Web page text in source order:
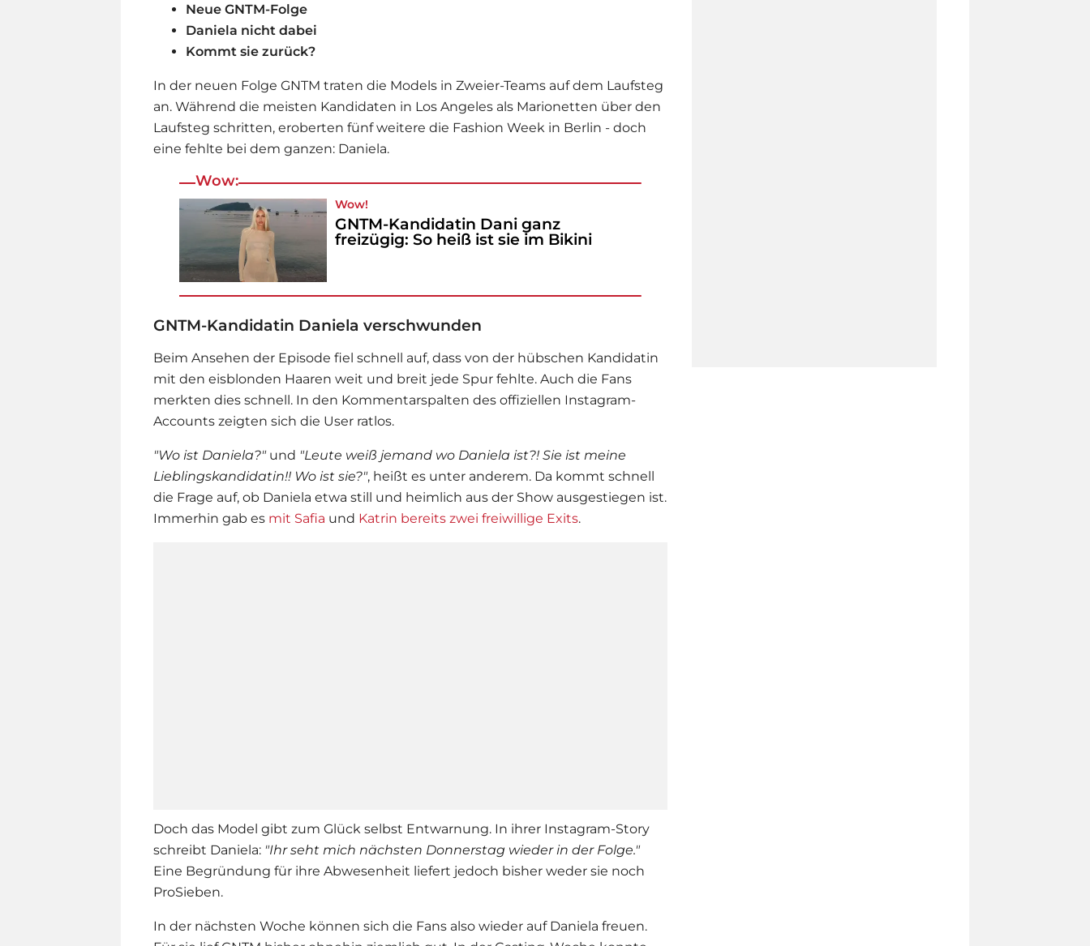
Neue GNTM-Folge
Daniela nicht dabei
Kommt sie zurück?
In der neuen Folge GNTM traten die Models in Zweier-Teams auf dem Laufsteg
an. Während die meisten Kandidaten in Los Angeles als Marionetten über den
Laufsteg schritten, eroberten fünf weitere die Fashion Week in Berlin - doch
eine fehlte bei dem ganzen: Daniela.
Wow:
Wow!
GNTM-Kandidatin Dani ganz
freizügig: So heiß ist sie im Bikini
GNTM-Kandidatin Daniela verschwunden
Beim Ansehen der Episode fiel schnell auf, dass von der hübschen Kandidatin
mit den eisblonden Haaren weit und breit jede Spur fehlte. Auch die Fans
merkten dies schnell. In den Kommentarspalten des offiziellen Instagram-
Accounts zeigten sich die User ratlos.
"Wo ist Daniela?" und "Leute weiß jemand wo Daniela ist?! Sie ist meine
Lieblingskandidatin!! Wo ist sie?", heißt es unter anderem. Da kommt schnell
die Frage auf, ob Daniela etwa still und heimlich aus der Show ausgestiegen ist.
Immerhin gab es mit Safia und Katrin bereits zwei freiwillige Exits.
Doch das Model gibt zum Glück selbst Entwarnung. In ihrer Instagram-Story
schreibt Daniela: "Ihr seht mich nächsten Donnerstag wieder in der Folge."
Eine Begründung für ihre Abwesenheit liefert jedoch bisher weder sie noch
ProSieben.
In der nächsten Woche können sich die Fans also wieder auf Daniela freuen.